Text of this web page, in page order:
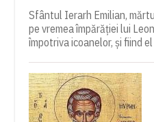
Sfântul Ierarh Emilian,
pe vremea împărăției lui
împotriva icoanelor, și fiind